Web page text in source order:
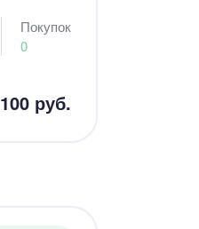
Покупок
0
100 руб.